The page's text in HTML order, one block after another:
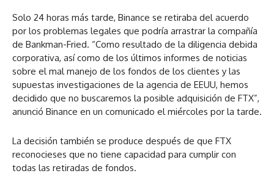
Solo 24 horas más tarde, Binance se retiraba del acuerdo
por los problemas legales que podría arrastrar la compañía
de Bankman-Fried. “Como resultado de la diligencia debida
corporativa, así como de los últimos informes de noticias
sobre el mal manejo de los fondos de los clientes y las
supuestas investigaciones de la agencia de EEUU, hemos
decidido que no buscaremos la posible adquisición de FTX”,
anunció Binance en un comunicado el miércoles por la tarde.
La decisión también se produce después de que FTX
reconocieses que no tiene capacidad para cumplir con
todas las retiradas de fondos.